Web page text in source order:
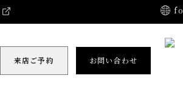
来店ご予約 お問い合わせ